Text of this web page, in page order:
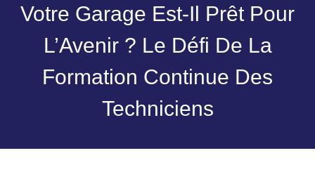
Votre Garage Est-Il Prêt Pour
L’Avenir ? Le Défi De La
Formation Continue Des
Techniciens